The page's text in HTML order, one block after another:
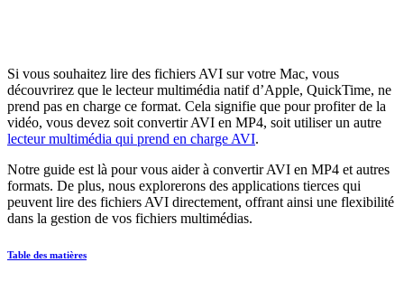
Si vous souhaitez lire des fichiers AVI sur votre Mac, vous
découvrirez que le lecteur multimédia natif d’Apple, QuickTime, ne
prend pas en charge ce format. Cela signifie que pour profiter de la
vidéo, vous devez soit convertir AVI en MP4, soit utiliser un autre
lecteur multimédia qui prend en charge AVI.
Notre guide est là pour vous aider à convertir AVI en MP4 et autres
formats. De plus, nous explorerons des applications tierces qui
peuvent lire des fichiers AVI directement, offrant ainsi une flexibilité
dans la gestion de vos fichiers multimédias.
Table des matières